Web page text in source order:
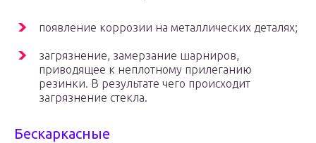
появление коррозии на металлических деталях;
загрязнение, замерзание шарниров,
приводящее к неплотному прилеганию
резинки. В результате чего происходит
загрязнение стекла.
Бескаркасные